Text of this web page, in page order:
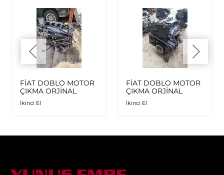
FİAT DOBLO MOTOR
ÇIKMA ORJİNAL
İkinci El
FİAT DOBLO MOTOR
ÇIKMA ORJİNAL
İkinci El